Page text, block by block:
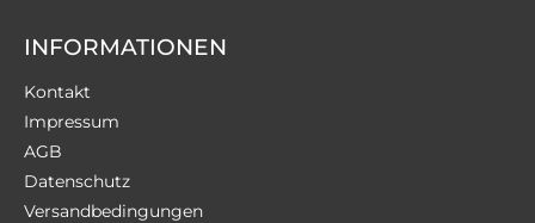
INFORMATIONEN
Kontakt
Impressum
AGB
Datenschutz
Versandbedingungen